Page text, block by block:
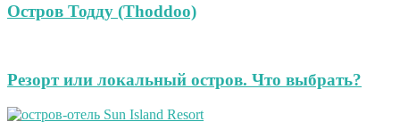
Остров Тодду (Thoddoo)
Резорт или локальный остров. Что выбрать?